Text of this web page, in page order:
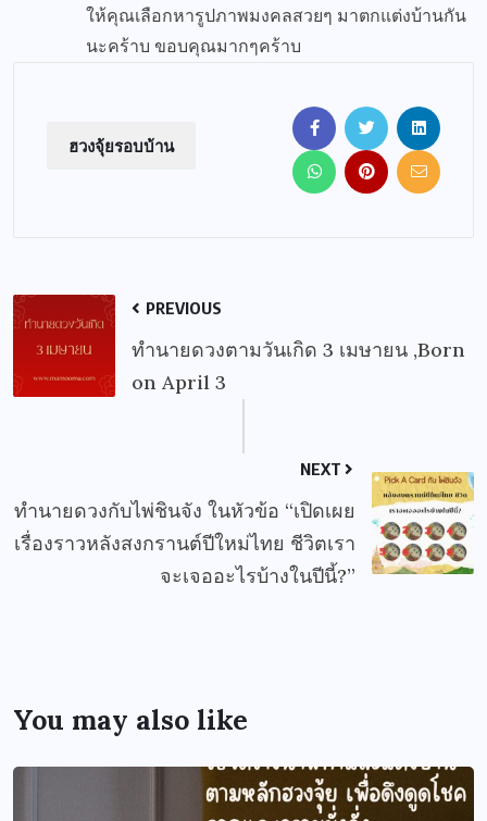
ให้คุณเลือกหารูปภาพมงคลสวยๆ มาตกแต่งบ้านกัน
นะคร้าบ ขอบคุณมากๆคร้าบ
ฮวงจุ้ยรอบบ้าน
PREVIOUS
ทำนายดวงตามวันเกิด 3 เมษายน ,Born
on April 3
NEXT
ทำนายดวงกับไพ่ชินจัง ในหัวข้อ “เปิดเผย
เรื่องราวหลังสงกรานต์ปีใหม่ไทย ชีวิตเรา
จะเจออะไรบ้างในปีนี้?”
You may also like